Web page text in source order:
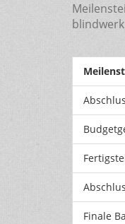
Finale